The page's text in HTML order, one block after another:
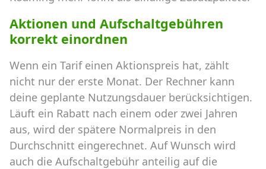
Aktionen und Aufschaltgebühren
korrekt einordnen
Wenn ein Tarif einen Aktionspreis hat, zählt
nicht nur der erste Monat. Der Rechner kann
deine geplante Nutzungsdauer berücksichtigen.
Läuft ein Rabatt nach einem oder zwei Jahren
aus, wird der spätere Normalpreis in den
Durchschnitt eingerechnet. Auf Wunsch wird
auch die Aufschaltgebühr anteilig auf die